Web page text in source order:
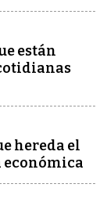
están
hereda el
económica